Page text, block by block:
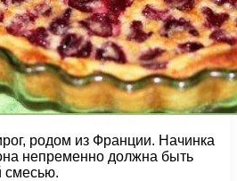
родом из Франции. Начинка
непременно должна быть
смесью.